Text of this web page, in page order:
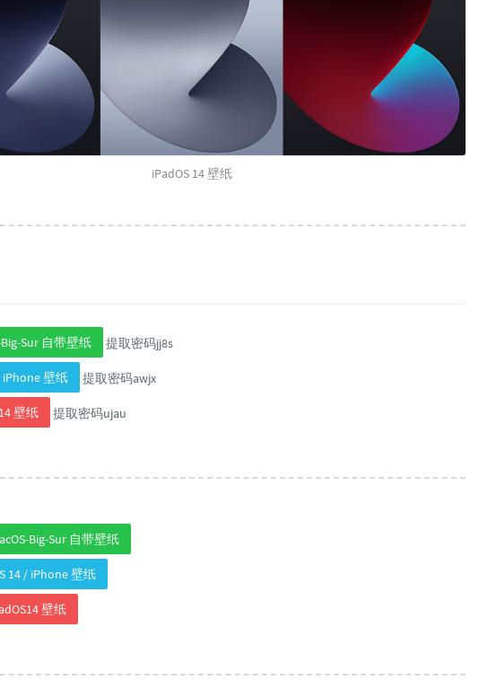
iPadOS 14 壁纸
Sur 自带壁纸 提取密码jj8s
iPhone 壁纸 提取密码awjx
壁纸 提取密码ujau
Big-Sur 自带壁纸
14 / iPhone 壁纸
壁纸